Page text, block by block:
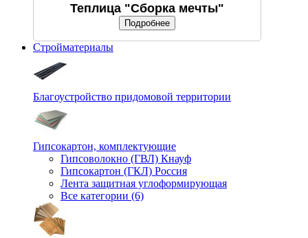
Теплица "Сборка мечты"
Подробнее
Стройматериалы
Благоустройство придомовой территории
Гипсокартон, комплектующие
Гипсоволокно (ГВЛ) Кнауф
Гипсокартон (ГКЛ) Россия
Лента защитная углоформирующая
Все категории (6)